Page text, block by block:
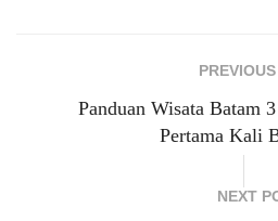
Panduan Wisata Batam
Pertama Kali
NEXT